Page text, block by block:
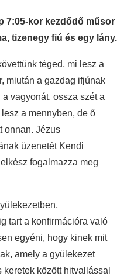
7:05-kor kezdődő műsor
tizenegy fiú és egy lány.
téged, mi lesz a
miután a gazdag ifjúnak
vagyonát, ossza szét a
a mennyben, de ő
onnan. Jézus
üzenetét Kendi
fogalmazza meg
tart a konfirmációra való
egyéni, hogy kinek mit
amely a gyülekezet
között hitvallással